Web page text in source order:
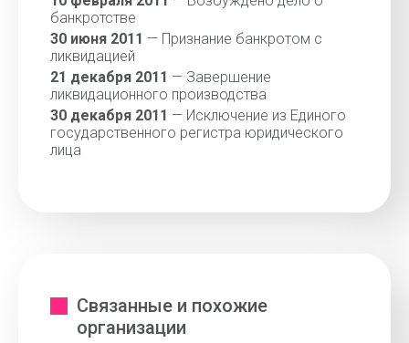
банкротстве
30 июня 2011 — Признание банкротом с
ликвидацией
21 декабря 2011 — Завершение
ликвидационного производства
30 декабря 2011 — Исключение из Единого
государственного регистра юридического
лица
Связанные и похожие
организации